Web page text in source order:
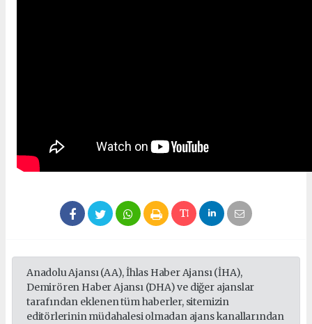
Anadolu Ajansı (AA), İhlas Haber Ajansı (İHA),
Demirören Haber Ajansı (DHA) ve diğer ajanslar
tarafından eklenen tüm haberler, sitemizin
editörlerinin müdahalesi olmadan ajans kanallarından